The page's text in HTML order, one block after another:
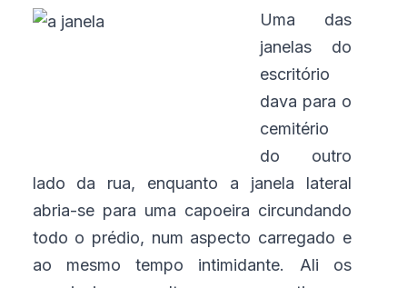
Uma das
janelas do
escritório
dava para o
cemitério
do outro
lado da rua, enquanto a janela lateral
abria-se para uma capoeira circundando
todo o prédio, num aspecto carregado e
ao mesmo tempo intimidante. Ali os